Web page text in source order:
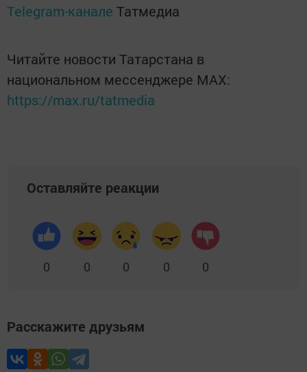
Telegram-канале Татмедиа
Читайте новости Татарстана в
национальном мессенджере MАХ:
https://max.ru/tatmedia
Оставляйте реакции
0 0 0 0 0
Расскажите друзьям